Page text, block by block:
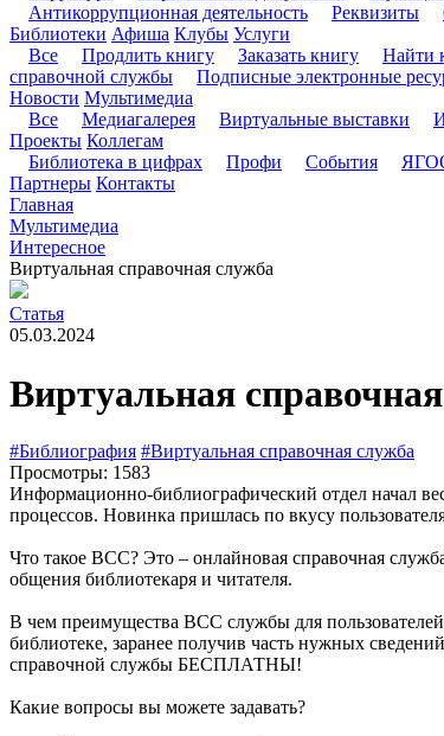
Антикоррупционная деятельность
Реквизиты
Библиотеки Афиша Клубы Услуги
Все
Продлить книгу Заказать книгу Найти
справочной службы
Подписные электронные
Новости Мультимедиа
Все
Медиагалерея Виртуальные выставки
Проекты Коллегам
Библиотека в цифрах
Профи События
Партнеры Контакты
Главная
Мультимедиа
Интересное
Виртуальная справочная служба
Статья
05.03.2024
Виртуальная
#Библиография #Виртуальная справочная служба
Просмотры: 1583
Информационно-библиографический отдел начал
процессов. Новинка пришлась по вкусу
Что такое ВСС? Это – онлайновая справочная
общения библиотекаря и читателя.
В чем преимущества ВСС службы для
библиотеке, заранее получив часть нужных
справочной службы БЕСПЛАТНЫ!
Какие вопросы вы можете задавать?